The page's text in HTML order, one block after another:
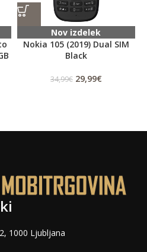
Nov izdelek
Nokia 105 (2019) Dual SIM
Black
34,99€ 29,99€
1000 Ljubljana